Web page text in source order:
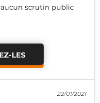
scrutin public
LES
22/01/2021